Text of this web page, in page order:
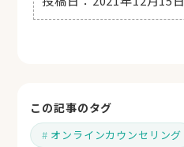
この記事のタグ
オンラインカウンセリング